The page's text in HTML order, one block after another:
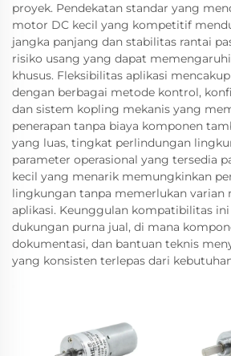
proyek. Pendekatan standar yang
motor DC kecil yang kompetitif
jangka panjang dan stabilitas rantai
risiko usang yang dapat
khusus. Fleksibilitas aplikasi
dengan berbagai metode kontrol,
dan sistem kopling mekanis yang
penerapan tanpa biaya komponen
yang luas, tingkat perlindungan
parameter operasional yang tersedia
kecil yang menarik memungkinkan
lingkungan tanpa memerlukan varian
aplikasi. Keunggulan kompatibilitas
dukungan purna jual, di mana
dokumentasi, dan bantuan teknis
yang konsisten terlepas dari